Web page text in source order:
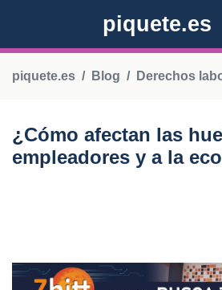
piquete.es
piquete.es Blog Derechos
¿Cómo afectan las
empleadores y a la